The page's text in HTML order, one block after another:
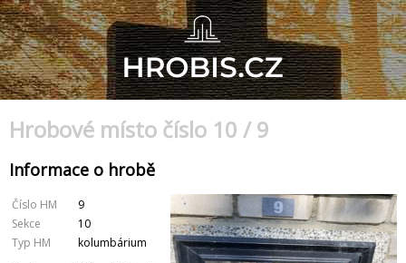
Hrobové místo číslo 10 / 9
Informace o hrobě
Číslo HM
9
Sekce
10
Typ HM
kolumbárium